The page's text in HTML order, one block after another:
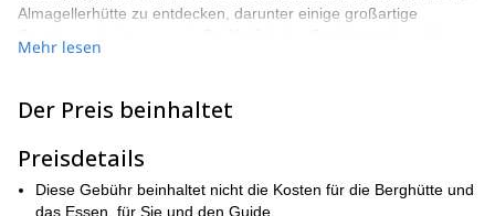
Almagellerhütte zu entdecken, darunter einige großartige
Mittelrück.
aber ich kann Ihnen sagen, dass diese Kletterrouten wirklich
sind (maximal 4C).
Unter dieser Beschreibung finden Sie ein Beispiel für einen 3-
tägigen Reiseverlauf. Wenn Sie möchten, können wir in dieses
Mehr lesen
Der Preis beinhaltet
Preisdetails
Diese Gebühr beinhaltet nicht die Kosten für die Berghütte und
das Essen, für Sie und den Guide.